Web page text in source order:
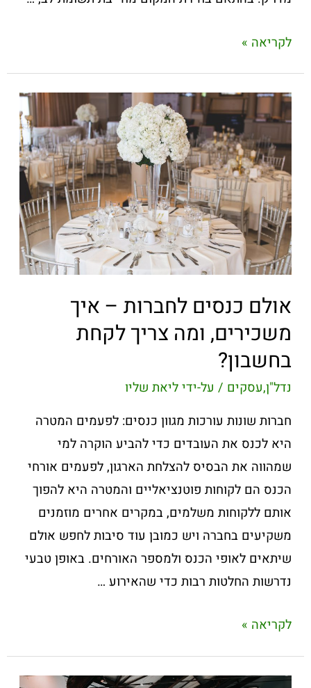
לקריאה »
אולם כנסים לחברות – איך
משכירים, ומה צריך לקחת
בחשבון?
נדל"ן,עסקים / על-ידיליאת שליו
חברות שונות עורכות מגוון כנסים: לפעמים המטרה
היא לכנס את העובדים כדי להביע הוקרה למי
שמהווה את הבסיס להצלחת הארגון, לפעמים אורחי
הכנס הם לקוחות פוטנציאליים והמטרה היא להפוך
אותם ללקוחות משלמים, במקרים אחרים מוזמנים
משקיעים בחברה ויש כמובן עוד סיבות לחפש אולם
שיתאים לאופי הכנס ולמספר האורחים. באופן טבעי
נדרשות החלטות רבות כדי שהאירוע …
לקריאה »